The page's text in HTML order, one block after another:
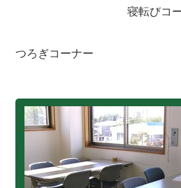
寝転びコ
展示
つろぎコーナー